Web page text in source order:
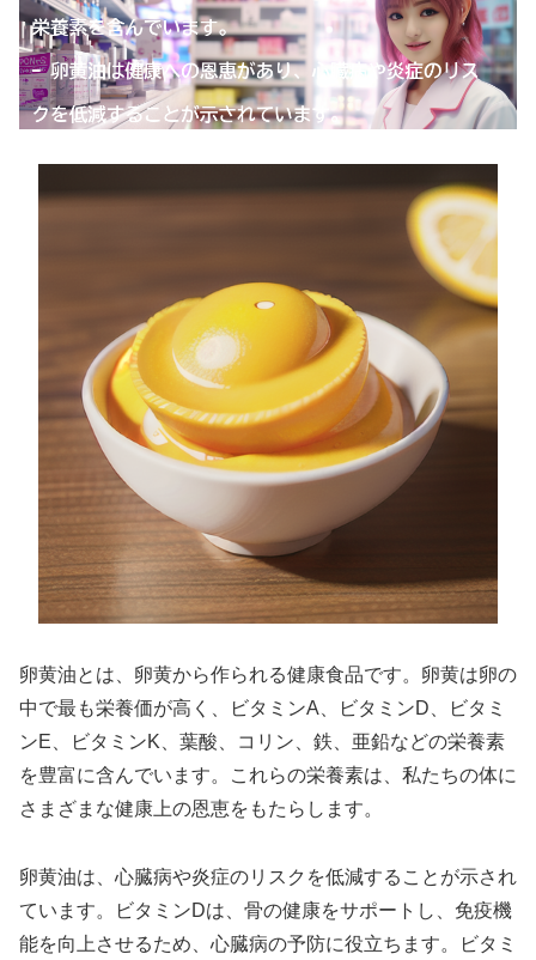
卵黄油とは、卵黄から作られる健康食品です。卵黄は卵の
中で最も栄養価が高く、ビタミンA、ビタミンD、ビタミ
ンE、ビタミンK、葉酸、コリン、鉄、亜鉛などの栄養素
を豊富に含んでいます。これらの栄養素は、私たちの体に
さまざまな健康上の恩恵をもたらします。
卵黄油は、心臓病や炎症のリスクを低減することが示され
ています。ビタミンDは、骨の健康をサポートし、免疫機
能を向上させるため、心臓病の予防に役立ちます。ビタミ